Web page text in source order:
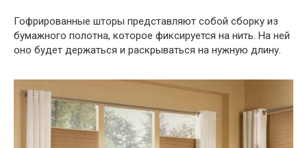
Гофрированные шторы представляют собой сборку из
бумажного полотна, которое фиксируется на нить. На ней
оно будет держаться и раскрываться на нужную длину.